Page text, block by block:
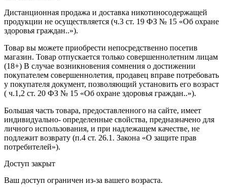
Дистанционная продажа и доставка никотиносодержащей
продукции не осуществляется (ч.3 ст. 19 ФЗ № 15 «Об охране
здоровья граждан..»).
Товар вы можете приобрести непосредственно посетив
магазин. Товар отпускается только совершеннолетним лицам
(18+) В случае возникновения сомнения о достижении
покупателем совершеннолетия, продавец вправе потребовать
у покупателя документ, позволяющий установить его возраст
( ч.1,2 ст. 20 ФЗ № 15 «Об охране здоровья граждан..»).
Большая часть товара, предоставленного на сайте, имеет
индивидуально- определенные свойства, предназначено для
личного использования, и при надлежащем качестве, не
подлежит возврату (п.4 ст. 26.1. Закона «О защите прав
потребителей»).
Доступ закрыт
Ваш доступ ограничен из-за вашего возраста.